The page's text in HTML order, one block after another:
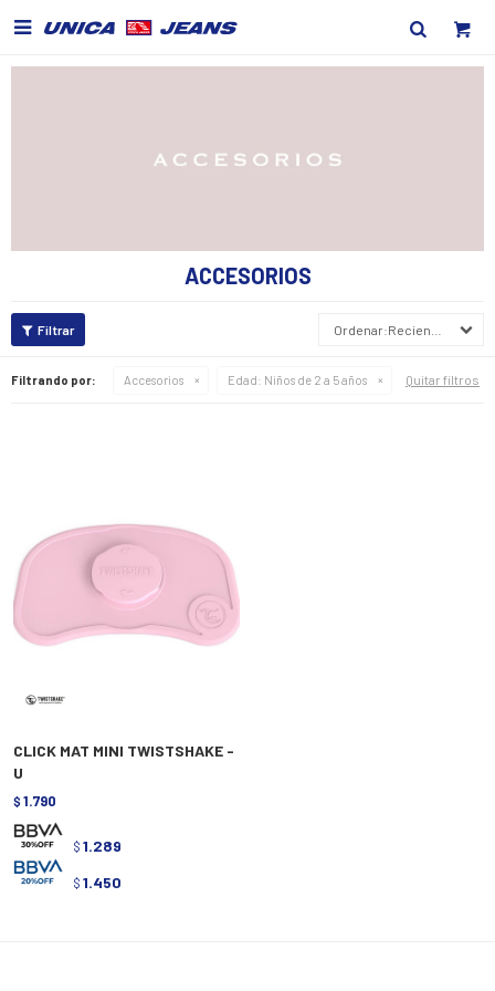

ACCESORIOS
Recientes
Filtrando por: Accesorios Edad: Niños de 2 a 5 años Quitar filtros
CLICK MAT MINI TWISTSHAKE -
U
$ 1.790
$ 1.289
$ 1.450